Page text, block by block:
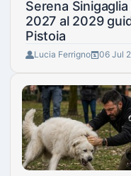
Serena
2027 al 2029 guiderà la Fondazione Teatri di
Pistoia
Lucia Ferrigno 06 Jul